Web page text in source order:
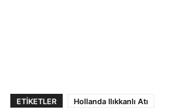
ETIKETLER Hollanda Ilıkkanlı Atı